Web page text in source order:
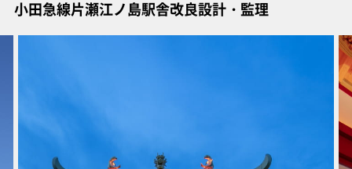
小田急線片瀬江ノ島駅舎改良設計・監理